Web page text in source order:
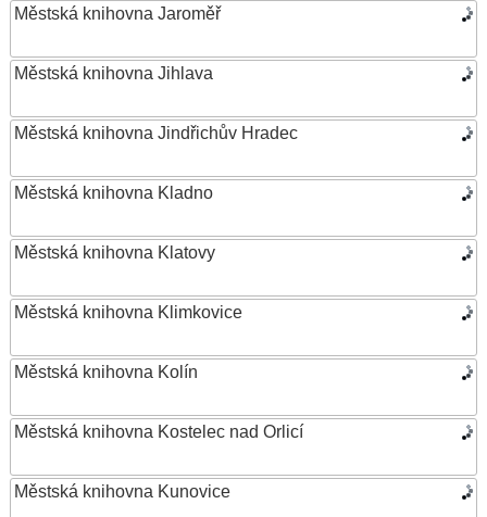
Městská knihovna Jaroměř
Městská knihovna Jihlava
Městská knihovna Jindřichův Hradec
Městská knihovna Kladno
Městská knihovna Klatovy
Městská knihovna Klimkovice
Městská knihovna Kolín
Městská knihovna Kostelec nad Orlicí
Městská knihovna Kunovice